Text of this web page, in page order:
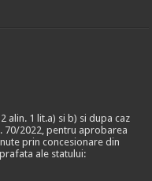
alin. 1 lit.a) si b) si dupa caz
70/2022, pentru aprobarea
prin concesionare din
ale statului: